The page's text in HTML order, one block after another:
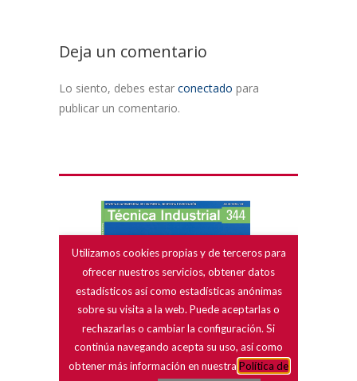
Deja un comentario
Lo siento, debes estar conectado para
publicar un comentario.